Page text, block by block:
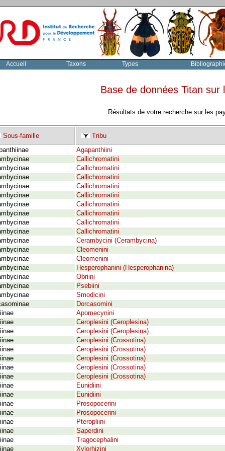
Accueil Taxons Types
Base de données Titan
Résultats de votre recherche sur les
Sous-famille
Tribu
Agapanthiini
Callichromatini
Callichromatini
Callichromatini
Callichromatini
Callichromatini
Callichromatini
Callichromatini
Callichromatini
Callichromatini
Cerambycini (Cerambycina)
Cleomenini
Cleomenini
Hesperophanini (Hesperophanina)
Obriini
Psebiini
Smodicini
Dorcasomini
Apomecynini
Ceroplesini (Ceroplesina)
Ceroplesini (Ceroplesina)
Ceroplesini (Crossotina)
Ceroplesini (Crossotina)
Ceroplesini (Crossotina)
Ceroplesini (Crossotina)
Ceroplesini (Crossotina)
Eunidiini
Eunidiini
Prosopocerini
Prosopocerini
Pteropliini
Saperdini
Tragocephalini
Xylorhizini